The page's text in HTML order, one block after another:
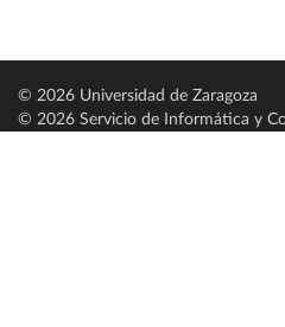
© 2026 Universidad de Zaragoza
© 2026 Servicio de Informática y